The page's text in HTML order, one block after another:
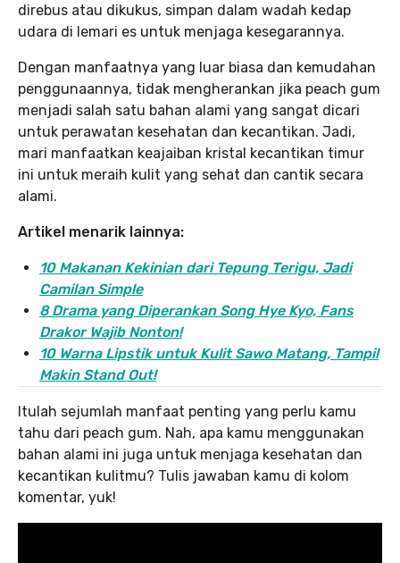
direbus atau dikukus, simpan dalam wadah kedap
udara di lemari es untuk menjaga kesegarannya.
Dengan manfaatnya yang luar biasa dan kemudahan
penggunaannya, tidak mengherankan jika peach gum
menjadi salah satu bahan alami yang sangat dicari
untuk perawatan kesehatan dan kecantikan. Jadi,
mari manfaatkan keajaiban kristal kecantikan timur
ini untuk meraih kulit yang sehat dan cantik secara
alami.
Artikel menarik lainnya:
10 Makanan Kekinian dari Tepung Terigu, Jadi
Camilan Simple
8 Drama yang Diperankan Song Hye Kyo, Fans
Drakor Wajib Nonton!
10 Warna Lipstik untuk Kulit Sawo Matang, Tampil
Makin Stand Out!
Itulah sejumlah manfaat penting yang perlu kamu
tahu dari peach gum. Nah, apa kamu menggunakan
bahan alami ini juga untuk menjaga kesehatan dan
kecantikan kulitmu? Tulis jawaban kamu di kolom
komentar, yuk!